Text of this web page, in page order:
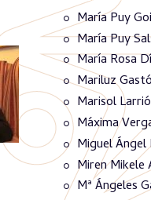
María Puy
María Puy
María Rosa
Mariluz
Marisol
Máxima
Miguel
Miren Mikele
Mª Ángeles